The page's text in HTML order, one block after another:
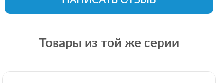
Товары из той же серии